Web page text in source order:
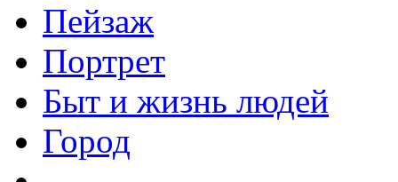
Пейзаж
Портрет
Быт и жизнь людей
Город